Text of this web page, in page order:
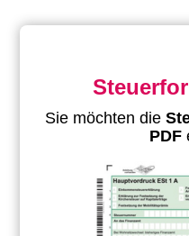
Sie möchten die
PDF